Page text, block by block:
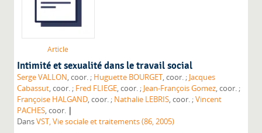
Article
Intimité et sexualité dans le travail social
Serge VALLON , coor. ; Huguette BOURGET , coor. ; Jacques
Cabassut
, coor. ; Fred FLIEGE , coor. ; Jean-François Gomez
, coor. ;
Françoise HALGAND
, coor. ; Nathalie LEBRIS , coor. ;Vincent
PACHES, coor. |
DansVST, Vie sociale et traitements (86, 2005)